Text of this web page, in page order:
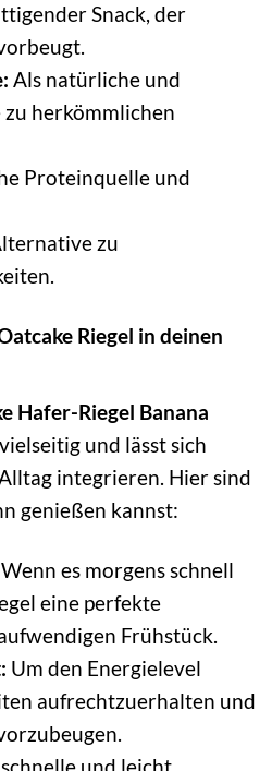
Snack, der
Als natürliche und
herkömmlichen
Proteinquelle und
zu
Riegel in deinen
Hafer-Riegel Banana
und lässt sich
integrieren. Hier sind
genießen kannst:
Wenn es morgens schnell
eine perfekte
Frühstück.
Um den Energielevel
aufrechtzuerhalten und